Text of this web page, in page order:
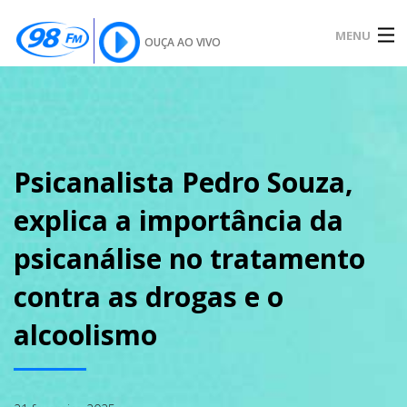
OUÇA AO VIVO MENU
SOBRE
NOTÍCIAS
PODCAST
Psicanalista Pedro Souza,
explica a importância da
psicanálise no tratamento
contra as drogas e o
alcoolismo